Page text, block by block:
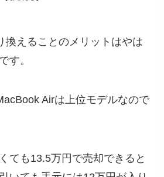
換えることのメリットはやは
す。
Airは上位モデルなので
ても13.5万円で売却できると